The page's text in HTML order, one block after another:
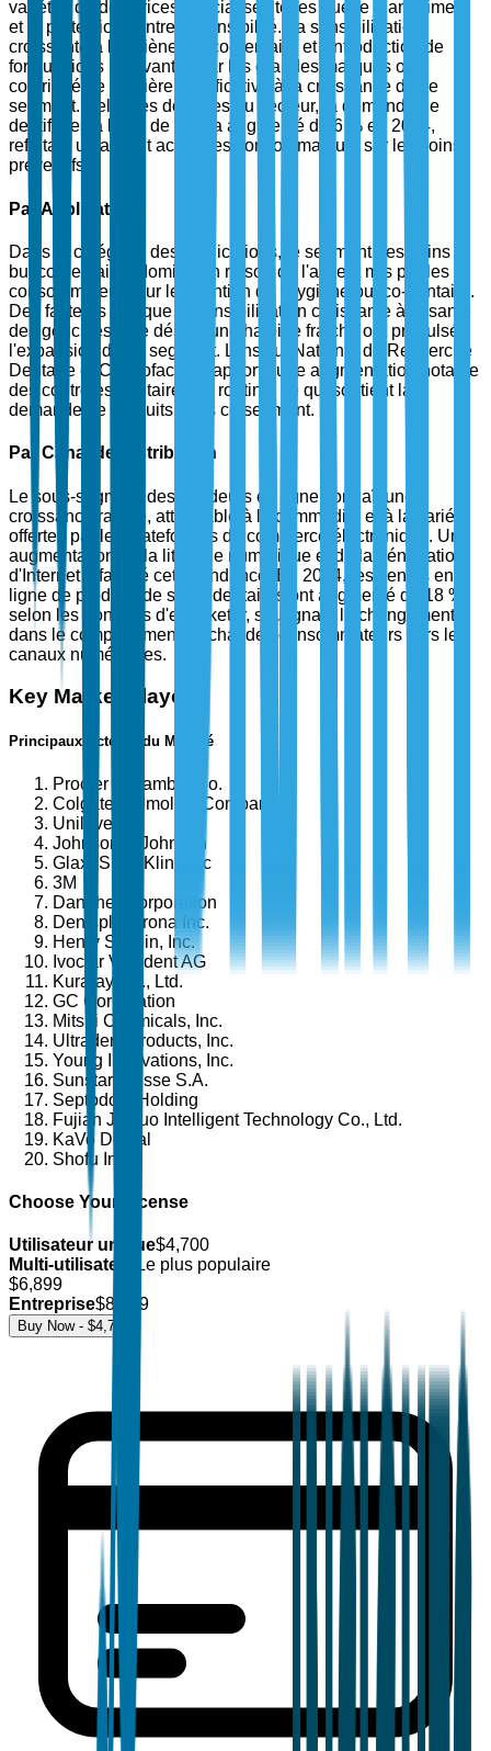
variétés de dentifrices spécialisés telles que le blanchiment
et la protection contre la sensibilité. La sensibilisation
croissante à l'hygiène bucco-dentaire et l'introduction de
formulations innovantes par les grandes marques ont
contribué de manière significative à la croissance de ce
segment. Selon les données du secteur, la demande de
dentifrices à base de fluor a augmenté de 6 % en 2024,
reflétant un accent accru des consommateurs sur les soins
préventifs.
Par Application
Dans la catégorie des applications, le segment des soins
bucco-dentaires domine en raison de l'accent mis par les
consommateurs sur le maintien de l'hygiène bucco-dentaire.
Des facteurs tels que la sensibilisation croissante à la santé
des gencives et le désir d'une haleine fraîche ont propulsé
l'expansion de ce segment. L'Institut National de Recherche
Dentaire et Craniofaciale rapporte une augmentation notable
des contrôles dentaires de routine, ce qui soutient la
demande de produits dans ce segment.
Par Canal de Distribution
Le sous-segment des vendeurs en ligne connaît une
croissance rapide, attribuable à la commodité et à la variété
offertes par les plateformes de commerce électronique. Une
augmentation de la littératie numérique et de la pénétration
d'Internet a facilité cette tendance. En 2024, les ventes en
ligne de produits de soins dentaires ont augmenté de 18 %,
selon les données d'eMarketer, soulignant le changement
dans le comportement d'achat des consommateurs vers les
canaux numériques.
Key Market Players
Principaux Acteurs du Marché
Procter & Gamble Co.
Colgate-Palmolive Company
Unilever
Johnson & Johnson
GlaxoSmithKline plc
3M
Danaher Corporation
Dentsply Sirona Inc.
Henry Schein, Inc.
Ivoclar Vivadent AG
Kuraray Co., Ltd.
GC Corporation
Mitsui Chemicals, Inc.
Ultradent Products, Inc.
Young Innovations, Inc.
Sunstar Suisse S.A.
Septodont Holding
Fujian Jianuo Intelligent Technology Co., Ltd.
KaVo Dental
Shofu Inc.
Choose Your License
Utilisateur unique$4,700
Multi-utilisateur
Le plus populaire
$6,899
Entreprise$8,499
Buy Now - $4,700